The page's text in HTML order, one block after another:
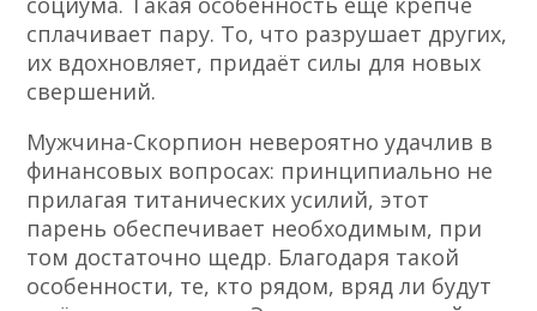
сплачивает пару. То, что разрушает других,
их вдохновляет, придаёт силы для новых
свершений.
Мужчина-Скорпион невероятно удачлив в
финансовых вопросах: принципиально не
прилагая титанических усилий, этот
парень обеспечивает необходимым, при
том достаточно щедр. Благодаря такой
особенности, те, кто рядом, вряд ли будут